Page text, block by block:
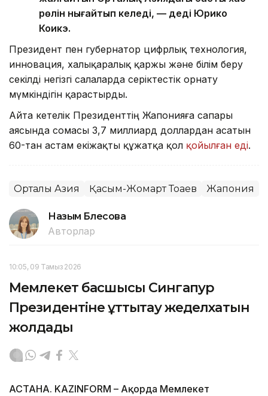
рөлін нығайтып келеді, — деді Юрико
Коикэ.
Президент пен губернатор цифрлық технология,
инновация, халықаралық қаржы және білім беру
секілді негізгі салаларда серіктестік орнату
мүмкіндігін қарастырды.
Айта кетелік Президенттің Жапонияға сапары
аясында сомасы 3,7 миллиард доллардан асатын
60-тан астам екіжақты құжатқа қол қойылған еді.
Орталық Азия Қасым-Жомарт Тоқаев Жапония
Назым Бөлесова
Авторлар
10:05, 09 Тамыз 2026
Мемлекет басшысы Сингапур
Президентіне құттықтау жеделхатын
жолдады
АСТАНА. KAZINFORM – Ақорда Мемлекет